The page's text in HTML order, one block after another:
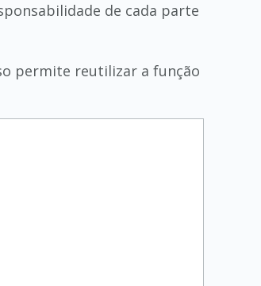
de cada parte
permite reutilizar a função